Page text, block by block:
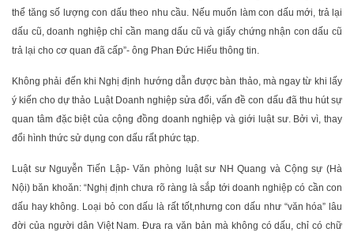
thể tăng số lượng con dấu theo nhu cầu. Nếu muốn làm con dấu mới, trả lại
dấu cũ, doanh nghiệp chỉ cần mang dấu cũ và giấy chứng nhận con dấu cũ
trả lại cho cơ quan đã cấp”- ông Phan Đức Hiếu thông tin.
Không phải đến khi Nghị định hướng dẫn được bàn thảo, mà ngay từ khi lấy
ý kiến cho dự thảo Luật Doanh nghiệp sửa đổi, vấn đề con dấu đã thu hút sự
quan tâm đặc biệt của cộng đồng doanh nghiệp và giới luật sư. Bởi vì, thay
đổi hình thức sử dụng con dấu rất phức tạp.
Luật sư Nguyễn Tiến Lập- Văn phòng luật sư NH Quang và Cộng sự (Hà
Nội) băn khoăn: “Nghị định chưa rõ ràng là sắp tới doanh nghiệp có cần con
dấu hay không. Loại bỏ con dấu là rất tốt,nhưng con dấu như “văn hóa” lâu
đời của người dân Việt Nam. Đưa ra văn bản mà không có dấu, chỉ có chữ